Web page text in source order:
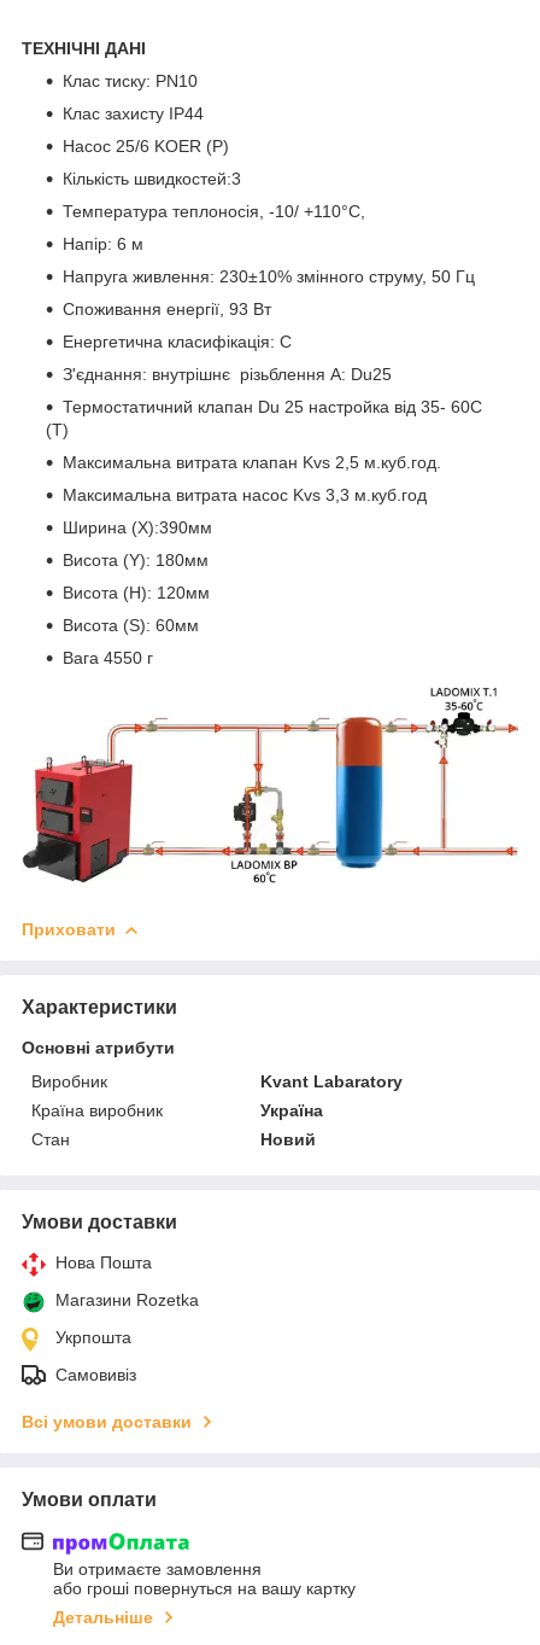
ТЕХНІЧНІ ДАНІ
Клас тиску: PN10
Клас захисту IP44
Насос 25/6 KOER (Р)
Кількість швидкостей:3
Температура теплоносія, -10/ +110°C,
Напір: 6 м
Напруга живлення: 230±10% змінного струму, 50 Гц
Споживання енергії, 93 Вт
Енергетична класифікація: C
З'єднання: внутрішнє різьблення A: Du25
Термостатичний клапан Du 25 настройка від 35- 60C
(Т)
Максимальна витрата клапан Kvs 2,5 м.куб.год.
Максимальна витрата насос Kvs 3,3 м.куб.год
Ширина (Х):390мм
Висота (Y): 180мм
Висота (H): 120мм
Висота (S): 60мм
Вага 4550 г
Приховати
Характеристики
Основні атрибути
Виробник
Kvant Labaratory
Країна виробник
Україна
Стан
Новий
Умови доставки
Нова Пошта
Магазини Rozetka
Укрпошта
Самовивіз
Всі умови доставки
Умови оплати
Ви отримаєте замовлення
або гроші повернуться на вашу картку
Детальніше